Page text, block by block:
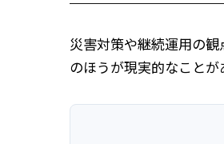
災害対策や継続運用の
のほうが現実的なことが